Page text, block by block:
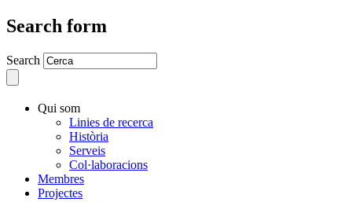
Search form
Search
Qui som
Linies de recerca
Història
Serveis
Col·laboracions
Membres
Projectes